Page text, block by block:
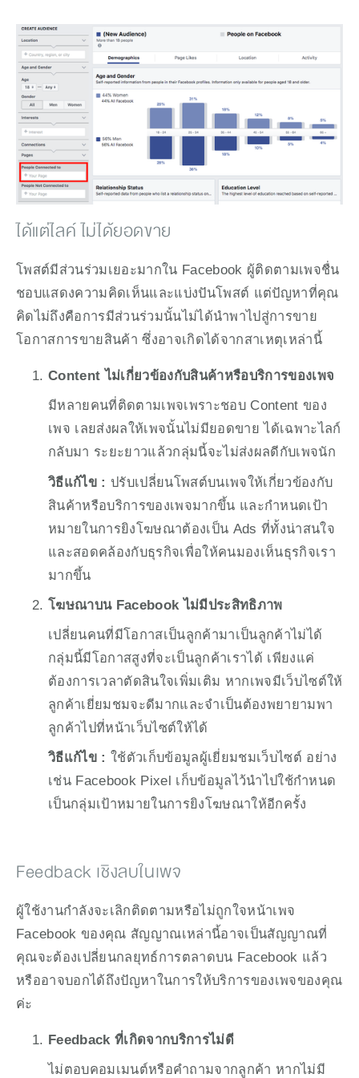
ได้แต่ไลค์ ไม่ได้ยอดขาย
โพสต์มีส่วนร่วมเยอะมากใน Facebook ผู้ติดตามเพจชื่น
ชอบแสดงความคิดเห็นและแบ่งปันโพสต์ แต่ปัญหาที่คุณ
คิดไม่ถึงคือการมีส่วนร่วมนั้นไม่ได้นำพาไปสู่การขาย
โอกาสการขายสินค้า ซึ่งอาจเกิดได้จากสาเหตุเหล่านี้
Content ไม่เกี่ยวข้องกับสินค้าหรือบริการของเพจ
มีหลายคนที่ติดตามเพจเพราะชอบ Content ของ
เพจ เลยส่งผลให้เพจนั้นไม่มียอดขาย ได้เฉพาะไลก์
กลับมา ระยะยาวแล้วกลุ่มนี้จะไม่ส่งผลดีกับเพจนัก
วิธีแก้ไข : ปรับเปลี่ยนโพสต์บนเพจให้เกี่ยวข้องกับ
สินค้าหรือบริการของเพจมากขึ้น และกำหนดเป้า
หมายในการยิงโฆษณาต้องเป็น Ads ที่ทั้งน่าสนใจ
และสอดคล้องกับธุรกิจเพื่อให้คนมองเห็นธุรกิจเรา
มากขึ้น
โฆษณาบน Facebook ไม่มีประสิทธิภาพ
เปลี่ยนคนที่มีโอกาสเป็นลูกค้ามาเป็นลูกค้าไม่ได้
กลุ่มนี้มีโอกาสสูงที่จะเป็นลูกค้าเราได้ เพียงแค่
ต้องการเวลาตัดสินใจเพิ่มเติม หากเพจมีเว็บไซต์ให้
ลูกค้าเยี่ยมชมจะดีมากและจำเป็นต้องพยายามพา
ลูกค้าไปที่หน้าเว็บไซต์ให้ได้
วิธีแก้ไข : ใช้ตัวเก็บข้อมูลผู้เยี่ยมชมเว็บไซต์ อย่าง
เช่น Facebook Pixel เก็บข้อมูลไว้นำไปใช้กำหนด
เป็นกลุ่มเป้าหมายในการยิงโฆษณาให้อีกครั้ง
Feedback เชิงลบในเพจ
ผู้ใช้งานกำลังจะเลิกติดตามหรือไม่ถูกใจหน้าเพจ
Facebook ของคุณ สัญญาณเหล่านี้อาจเป็นสัญญาณที่
คุณจะต้องเปลี่ยนกลยุทธ์การตลาดบน Facebook แล้ว
หรืออาจบอกได้ถึงปัญหาในการให้บริการของเพจของคุณ
ค่ะ
Feedback ที่เกิดจากบริการไม่ดี
ไม่ตอบคอมเมนต์หรือคำถามจากลูกค้า หากไม่มี